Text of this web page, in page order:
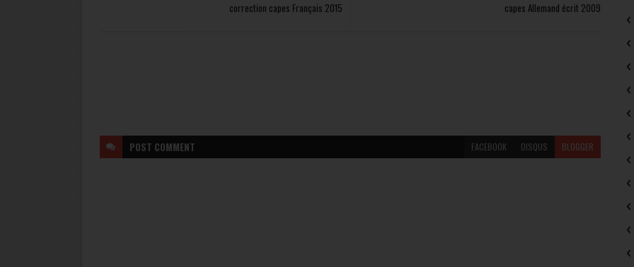
capes Allemand écrit 2009
correction capes Français 2015
POST COMMENT BLOGGER
DISQUS
FACEBOOK